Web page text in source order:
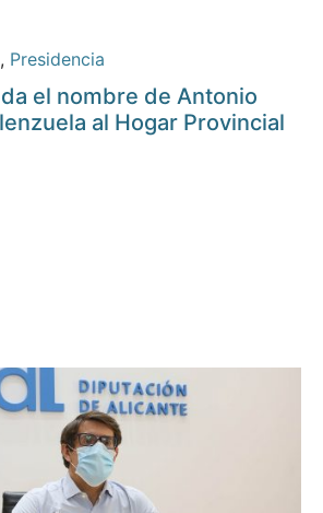
, Presidencia
el nombre de Antonio
al Hogar Provincial